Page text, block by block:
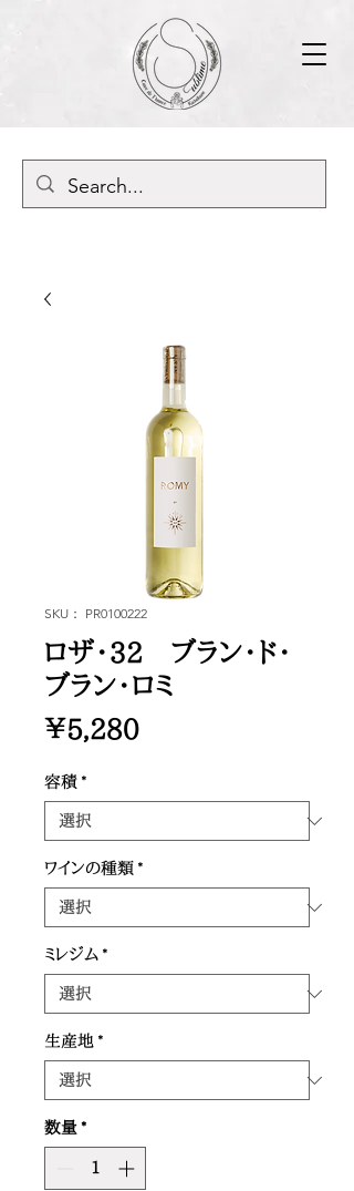
SKU： PR0100222
ロザ・32 ブラン・ド・
ブラン・ロミ
￥5,280価
容積 *
ワインの種類 *
ミレジム *
生産地 *
数量 *